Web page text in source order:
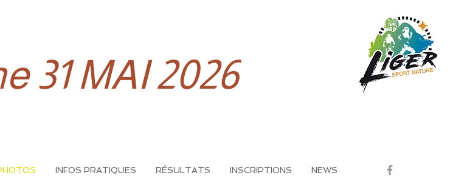
31 MAI 2026
INFOS PRATIQUES RÉSULTATS INSCRIPTIONS NEWS